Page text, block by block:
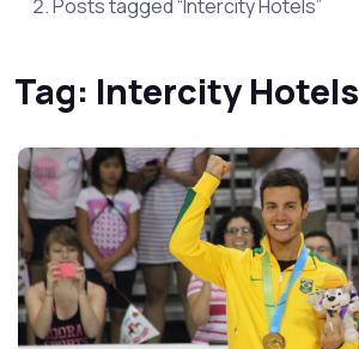
Posts tagged “Intercity Hotels”
Tag: Intercity Hotels